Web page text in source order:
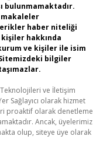
bulunmamaktadır.
makaleler
haber niteliği
hakkında
ve kişiler ile isim
bilgiler
Teknolojileri ve İletişim
Sağlayıcı olarak hizmet
proaktif olarak denetleme
Ancak, üyelerimiz
olup, siteye üye olarak